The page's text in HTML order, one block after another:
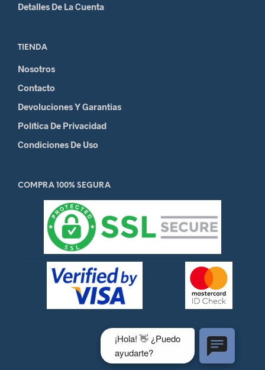
Detalles De La Cuenta
TIENDA
Nosotros
Contacto
Devoluciones Y Garantias
Política De Privacidad
Condiciones De Uso
COMPRA 100% SEGURA